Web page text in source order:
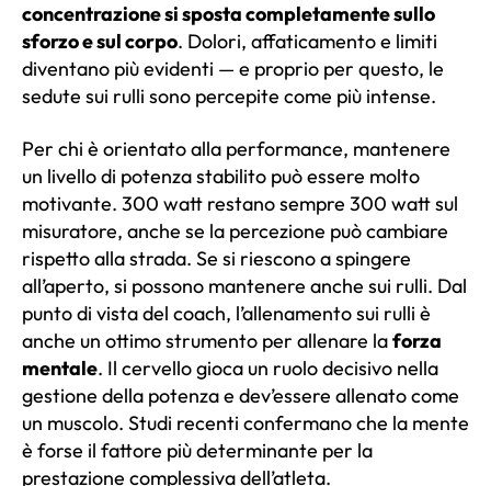
concentrazione si sposta completamente sullo
sforzo e sul corpo. Dolori, affaticamento e limiti
diventano più evidenti — e proprio per questo, le
sedute sui rulli sono percepite come più intense.
Per chi è orientato alla performance, mantenere
un livello di potenza stabilito può essere molto
motivante. 300 watt restano sempre 300 watt sul
misuratore, anche se la percezione può cambiare
rispetto alla strada. Se si riescono a spingere
all’aperto, si possono mantenere anche sui rulli. Dal
punto di vista del coach, l’allenamento sui rulli è
anche un ottimo strumento per allenare laforza
mentale. Il cervello gioca un ruolo decisivo nella
gestione della potenza e dev’essere allenato come
un muscolo. Studi recenti confermano che la mente
è forse il fattore più determinante per la
prestazione complessiva dell’atleta.